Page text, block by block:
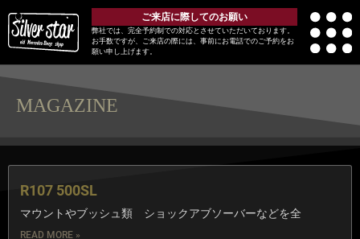
ご来店に際してのお願い
弊社では、完全予約制での対応とさせていただいております。
お手数ですが、ご来店の際には、事前にお電話でのご予約をお
願い申し上げます。
MAGAZINE
R107 500SL
マウントやブッシュ類 ショックアブソーバーなどを全
READ MORE »